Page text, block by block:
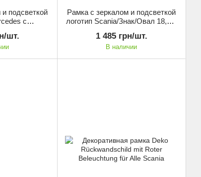
подсветкой
с
шт.
Рамка с зеркалом и подсветкой
логотип Scania/Знак/Овал 18,5 х
1 485 грн/шт.
В наличии